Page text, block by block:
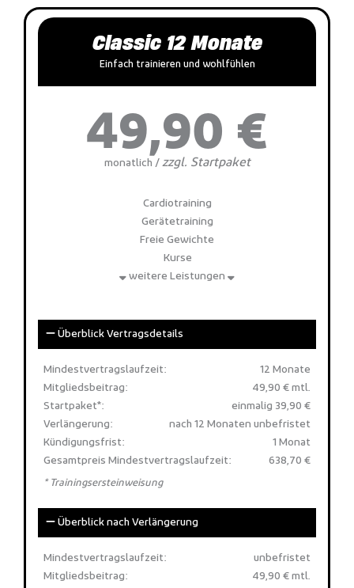
Classic 12 Monate
Einfach trainieren und wohlfühlen
49,90 €
monatlich / zzgl. Startpaket
Cardiotraining
Gerätetraining
Freie Gewichte
Kurse
weitere Leistungen
Überblick Vertragsdetails
Mindestvertragslaufzeit:
12 Monate
Mitgliedsbeitrag:
49,90 € mtl.
Startpaket*:
einmalig 39,90 €
Verlängerung:
nach 12 Monaten unbefristet
Kündigungsfrist:
1 Monat
Gesamtpreis Mindestvertragslaufzeit:
638,70 €
* Trainingsersteinweisung
Überblick nach Verlängerung
Mindestvertragslaufzeit:
unbefristet
Mitgliedsbeitrag:
49,90 € mtl.